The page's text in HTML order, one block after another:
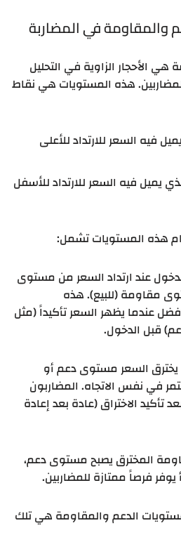
والمقاومة في المضاربة
الأحجار الزاوية في التحليل
هذه المستويات هي نقاط
فيه السعر للارتداد للأعلى
يميل فيه السعر للارتداد للأسفل
هذه المستويات تشمل:
عند ارتداد السعر من مستوى
مقاومة (للبيع). هذه
عندما يظهر السعر تأكيداً (مثل
قبل الدخول.
يخترق السعر مستوى دعم أو
في نفس الاتجاه. المضاربون
تأكيد الاختراق (عادة بعد إعادة
المخترق يصبح مستوى دعم،
فرصاً ممتازة للمضاربين.
الدعم والمقاومة هي تلك